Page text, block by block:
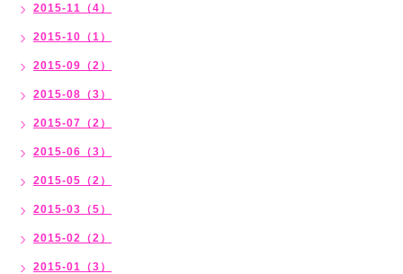
2015-11（4）
2015-10（1）
2015-09（2）
2015-08（3）
2015-07（2）
2015-06（3）
2015-05（2）
2015-03（5）
2015-02（2）
2015-01（3）